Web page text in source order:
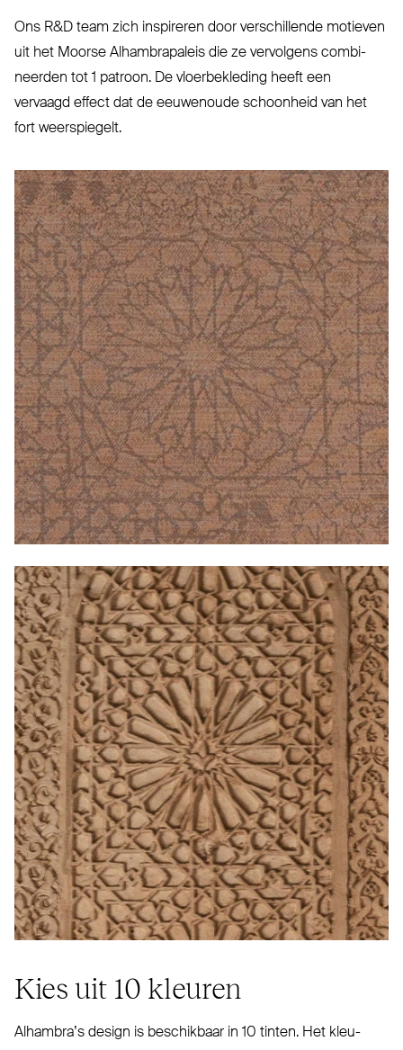
Ons R&D team zich inspireren door ver­schillende motieven
uit het Moorse Alham­brapaleis die ze ver­volgens com­bi­
neerden tot 1 patroon. De vloer­be­kleding heeft een
vervaagd effect dat de eeu­wenoude schoonheid van het
fort weerspiegelt.
Kies uit 10 kleuren
Alhambra’s design is beschikbaar in 10 tinten. Het kleu­